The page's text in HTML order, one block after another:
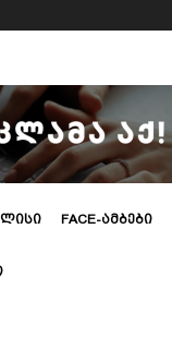
FACE-ᲐᲛᲑᲔᲑᲘ